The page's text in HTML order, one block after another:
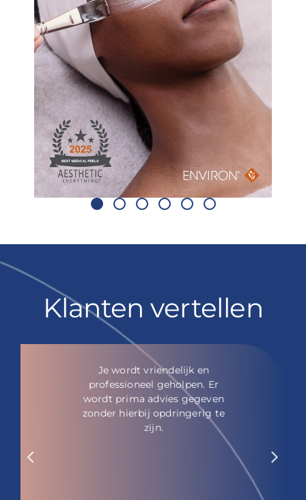
Klanten vertellen
Je wordt vriendelijk en
professioneel geholpen. Er
wordt prima advies gegeven
zonder hierbij opdringerig te
zijn.